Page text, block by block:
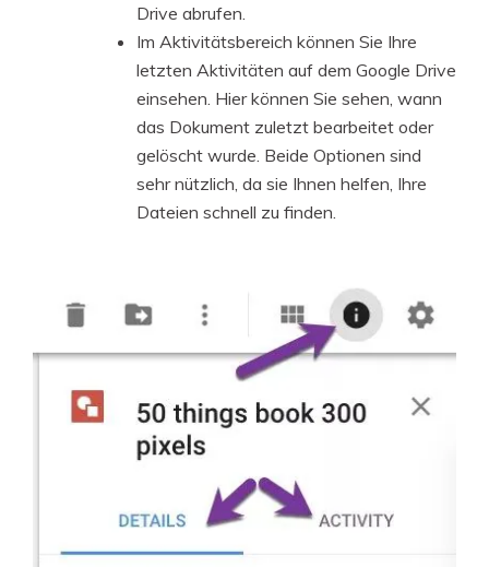
Drive abrufen.
Im Aktivitätsbereich können Sie Ihre
letzten Aktivitäten auf dem Google Drive
einsehen. Hier können Sie sehen, wann
das Dokument zuletzt bearbeitet oder
gelöscht wurde. Beide Optionen sind
sehr nützlich, da sie Ihnen helfen, Ihre
Dateien schnell zu finden.